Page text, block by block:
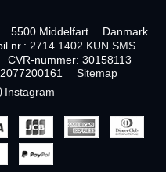
5500 Middelfart
Danmark
nr. : 2714 1402 KUN SMS
CVR-nummer: 30158113
Sitemap
Instagram